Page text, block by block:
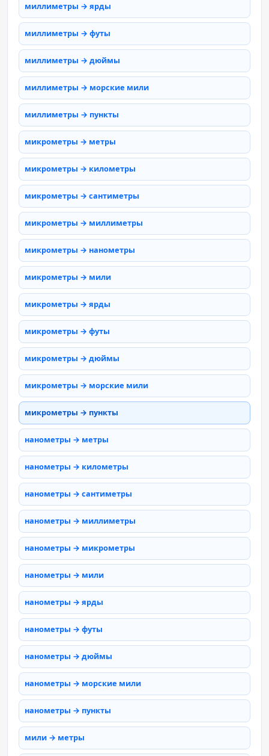
миллиметры → ярды
миллиметры → футы
миллиметры → дюймы
миллиметры → морские мили
миллиметры → пункты
микрометры → метры
микрометры → километры
микрометры → сантиметры
микрометры → миллиметры
микрометры → нанометры
микрометры → мили
микрометры → ярды
микрометры → футы
микрометры → дюймы
микрометры → морские мили
микрометры → пункты
нанометры → метры
нанометры → километры
нанометры → сантиметры
нанометры → миллиметры
нанометры → микрометры
нанометры → мили
нанометры → ярды
нанометры → футы
нанометры → дюймы
нанометры → морские мили
нанометры → пункты
мили → метры